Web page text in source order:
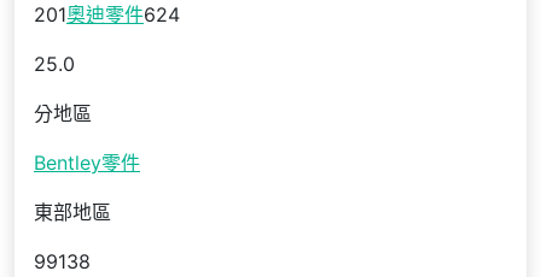
201奧迪零件624
25.0
分地區
Bentley零件
東部地區
99138